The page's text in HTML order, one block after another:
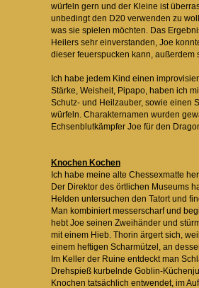
würfeln gern und der Kleine ist
unbedingt den D20 verwenden zu
was sie spielen möchten. Das
Heilers sehr einverstanden, Joe
dieser feuerspucken kann, außerdem
Ich habe jedem Kind einen
Stärke, Weisheit, Pipapo, haben ich
Schutz- und Heilzauber, sowie einen
würfeln. Charakternamen wurden
Echsenblutkämpfer Joe für den
Knochen Kochen
Ich habe meine alte Chessexmatte
Der Direktor des örtlichen Museums
Helden untersuchen den Tatort und
Man kombiniert messerscharf und
hebt Joe seinen Zweihänder und
mit einem Hieb. Thorin ärgert sich,
einem heftigen Scharmützel, an
Im Keller der Ruine entdeckt man
Drehspieß kurbelnde Goblin-
Knochen tatsächlich entwendet, im